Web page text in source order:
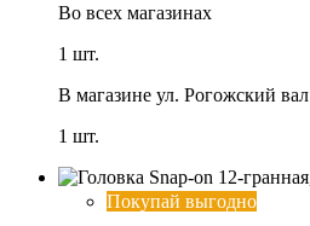
Во всех магазинах
1 шт.
В магазине ул. Рогожский вал
1 шт.
Покупай выгодно